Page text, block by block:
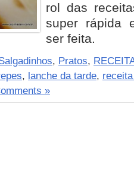
rol das
super rápida
ser feita.
, Pratos,
, lanche da tarde,
»